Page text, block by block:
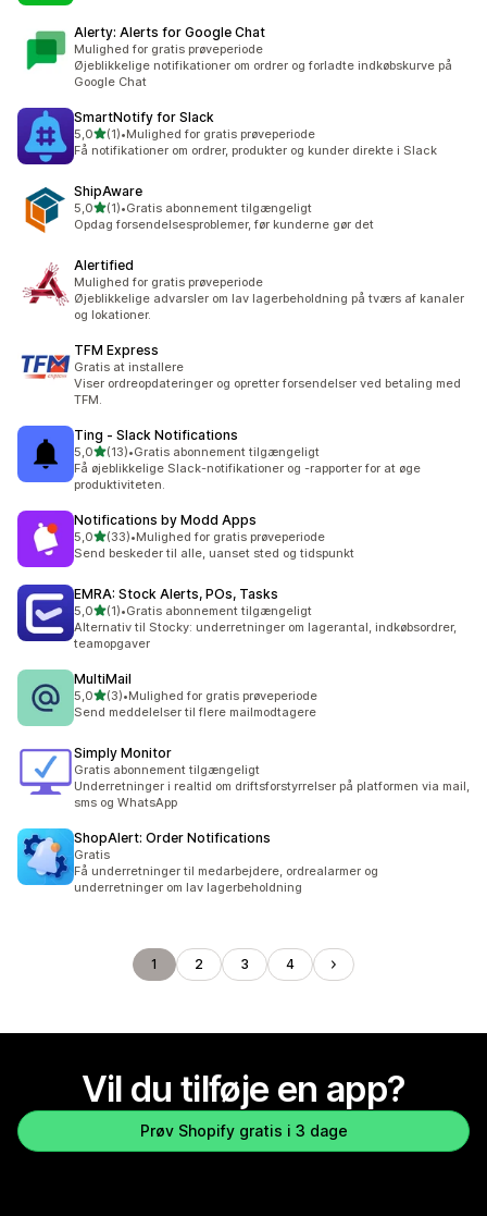
Alerty: Alerts for Google Chat
Mulighed for gratis prøveperiode
Øjeblikkelige notifikationer om ordrer og forladte indkøbskurve på
Google Chat
SmartNotify for Slack
5,0ud af 5 stjerner
(1)
1 anmeldelser i alt
•Mulighed for gratis prøveperiode
Få notifikationer om ordrer, produkter og kunder direkte i Slack
ShipAware
5,0ud af 5 stjerner
(1)
1 anmeldelser i alt
•Gratis abonnement tilgængeligt
Opdag forsendelsesproblemer, før kunderne gør det
Alertified
Mulighed for gratis prøveperiode
Øjeblikkelige advarsler om lav lagerbeholdning på tværs af kanaler
og lokationer.
TFM Express
Gratis at installere
Viser ordreopdateringer og opretter forsendelser ved betaling med
TFM.
Ting ‑ Slack Notifications
5,0ud af 5 stjerner
(13)
13 anmeldelser i alt
•Gratis abonnement tilgængeligt
Få øjeblikkelige Slack-notifikationer og -rapporter for at øge
produktiviteten.
Notifications by Modd Apps
5,0ud af 5 stjerner
(33)
33 anmeldelser i alt
•Mulighed for gratis prøveperiode
Send beskeder til alle, uanset sted og tidspunkt
EMRA: Stock Alerts, POs, Tasks
5,0ud af 5 stjerner
(1)
1 anmeldelser i alt
•Gratis abonnement tilgængeligt
Alternativ til Stocky: underretninger om lagerantal, indkøbsordrer,
teamopgaver
MultiMail
5,0ud af 5 stjerner
(3)
3 anmeldelser i alt
•Mulighed for gratis prøveperiode
Send meddelelser til flere mailmodtagere
Simply Monitor
Gratis abonnement tilgængeligt
Underretninger i realtid om driftsforstyrrelser på platformen via mail,
sms og WhatsApp
ShopAlert: Order Notifications
Gratis
Få underretninger til medarbejdere, ordrealarmer og
underretninger om lav lagerbeholdning
1 2 3 4
Vil du tilføje en app?
Prøv Shopify gratis i 3 dage